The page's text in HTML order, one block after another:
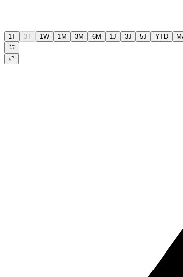
1T 3T 1W 1M 3M 6M 1J 3J 5J YTD